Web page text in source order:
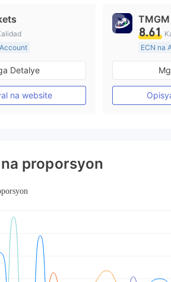
Pataas
sa Australia
ng Market (MM)
label na MT4
Detalye
na website
TMGM
8.61
ECN na
proporsyon